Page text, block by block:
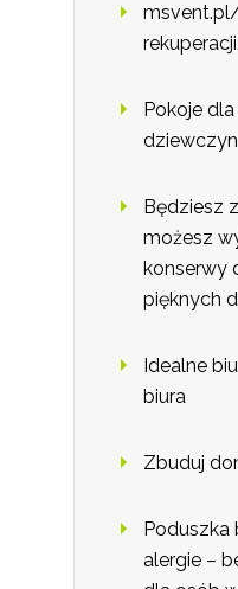
Pokoje
dziewczyn
Będziesz
możesz
konserwy
pięknych
Idealne
biura
Zbuduj
alergie –